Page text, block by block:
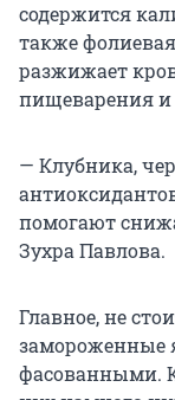
содержится
также
разжижает
пищеварения и
— Клубника,
помогают
Зухра Павлова.
Главное, не
замороженные
фасованными.